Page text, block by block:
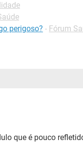
perigoso? - Fórum
que é pouco